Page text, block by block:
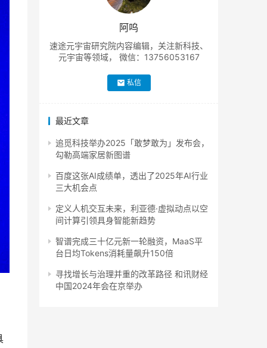
阿呜
速途元宇宙研究院内容编辑，关注新科技、
元宇宙等领域， 微信：13756053167
私信
最近文章
追觅科技举办2025「敢梦敢为」发布会，
勾勒高端家居新图谱
百度这张AI成绩单，透出了2025年AI行业
三大机会点
定义人机交互未来，利亚德·虚拟动点以空
间计算引领具身智能新趋势
智谱完成三十亿元新一轮融资，MaaS平
台日均Tokens消耗量飙升150倍
寻找增长与治理并重的改革路径 和讯财经
中国2024年会在京举办